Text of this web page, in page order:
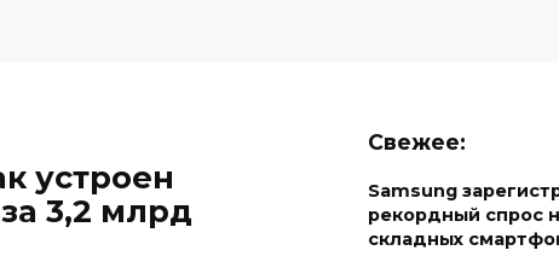
устроен
3,2 млрд
Свежее:
Samsung
рекордный спрос
складных